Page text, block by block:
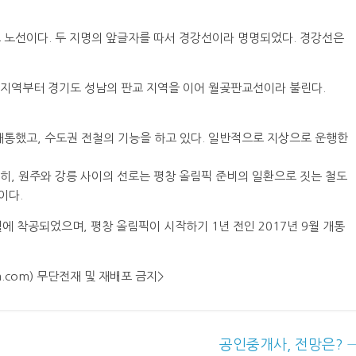
선이다. 두 지명의 앞글자를 따서 경강선 이라 명명되었다. 경강선 은
역부터 경기도 성남의 판교 지역을 이어 월곶판교선이라 불린다.
했고, 수도권 전철의 기능을 하고 있다. 일반적으로 지상으로 운행한
, 원주와 강릉 사이의 선로는 평창 올림픽 준비의 일환으로 짓는 철도
다.
착공되었으며, 평창 올림픽이 시작하기 1년 전인 2017년 9월 개통
무단전재 및 재배포 금지>
공인중개사, 전망은?